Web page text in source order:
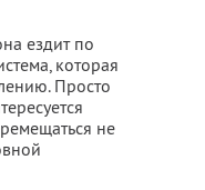
ездит по
которая
Просто
не